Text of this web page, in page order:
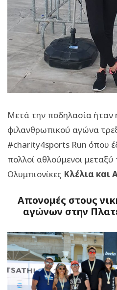
Μετά την ποδηλασία ήταν
φιλανθρωπικού αγώνα
#charity4sports Run όπου
πολλοί αθλούμενοι
Ολυμπιονίκες Κλέλια και
Απονομές στους
αγώνων στην